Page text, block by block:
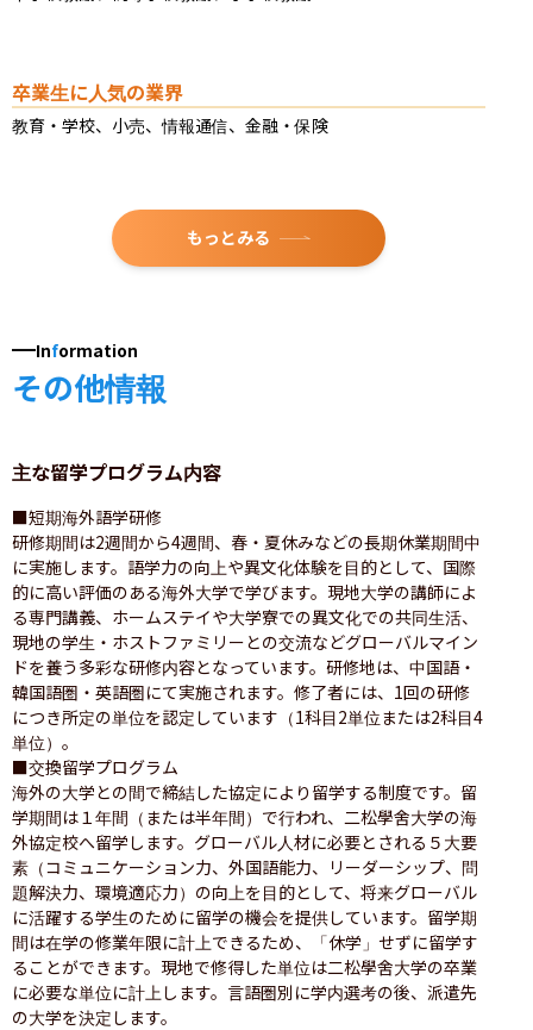
卒業生に人気の業界
教育・学校、小売、情報通信、金融・保険
もっとみる
Information
その他情報
主な留学プログラム内容
■短期海外語学研修
研修期間は2週間から4週間、春・夏休みなどの長期休業期間中
に実施します。語学力の向上や異文化体験を目的として、国際
的に高い評価のある海外大学で学びます。現地大学の講師によ
る専門講義、ホームステイや大学寮での異文化での共同生活、
現地の学生・ホストファミリーとの交流などグローバルマイン
ドを養う多彩な研修内容となっています。研修地は、中国語・
韓国語圏・英語圏にて実施されます。修了者には、1回の研修
につき所定の単位を認定しています（1科目2単位または2科目4
単位）。
■交換留学プログラム
海外の大学との間で締結した協定により留学する制度です。留
学期間は１年間（または半年間）で行われ、二松學舍大学の海
外協定校へ留学します。グローバル人材に必要とされる５大要
素（コミュニケーション力、外国語能力、リーダーシップ、問
題解決力、環境適応力）の向上を目的として、将来グローバル
に活躍する学生のために留学の機会を提供しています。留学期
間は在学の修業年限に計上できるため、「休学」せずに留学す
ることができます。現地で修得した単位は二松學舍大学の卒業
に必要な単位に計上します。言語圏別に学内選考の後、派遣先
の大学を決定します。